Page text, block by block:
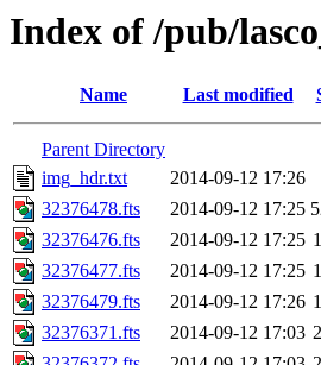
Index of /pub/
Name Last modified
Parent Directory
img_hdr.txt
2014-09-12 17:26
32376478.fts
2014-09-12 17:25
32376476.fts
2014-09-12 17:25
32376477.fts
2014-09-12 17:25
32376479.fts
2014-09-12 17:26
32376371.fts
2014-09-12 17:03